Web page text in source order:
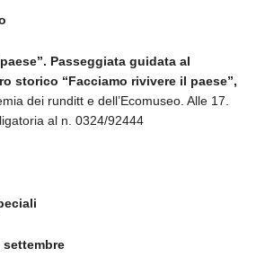
Passeggiata guidata al
storico “Facciamo rivivere il paese”,
dei runditt e dell’Ecomuseo. Alle 17.
al n. 0324/92444
settembre